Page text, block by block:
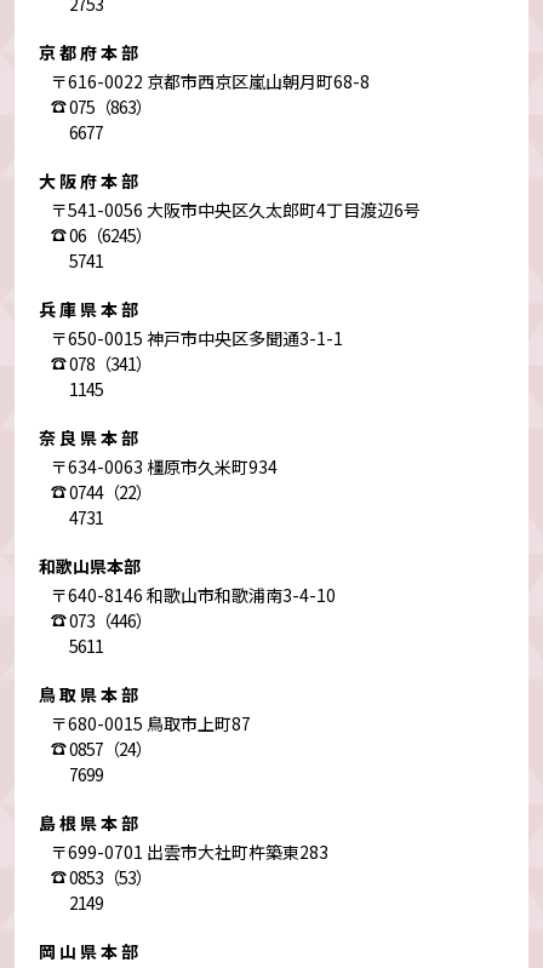
京都府本部
〒616-0022 京都市西京区嵐山朝月町68-8
075（863）
6677
大阪府本部
〒541-0056 大阪市中央区久太郎町4丁目渡辺6号
06（6245）
5741
兵庫県本部
〒650-0015 神戸市中央区多聞通3-1-1
078（341）
1145
奈良県本部
〒634-0063 橿原市久米町934
0744（22）
4731
和歌山県本部
〒640-8146 和歌山市和歌浦南3-4-10
073（446）
5611
鳥取県本部
〒680-0015 鳥取市上町87
0857（24）
7699
島根県本部
〒699-0701 出雲市大社町杵築東283
0853（53）
2149
岡山県本部